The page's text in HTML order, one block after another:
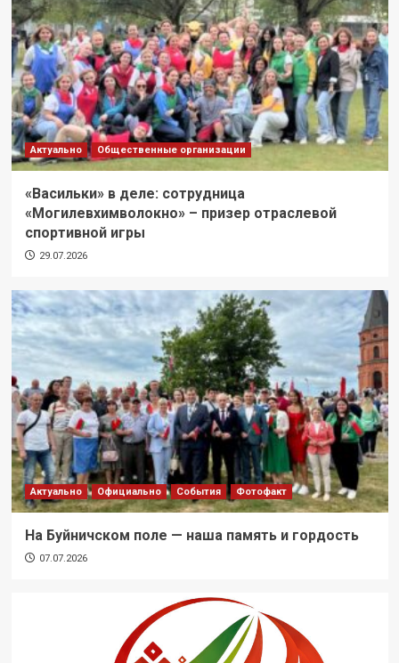
Актуально Общественные организации
«Васильки» в деле: сотрудница
«Могилевхимволокно» – призер отраслевой
спортивной игры
29.07.2026
Актуально Официально События Фотофакт
На Буйничском поле — наша память и гордость
07.07.2026